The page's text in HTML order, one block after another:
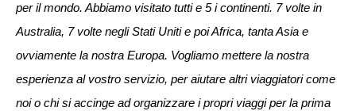
per il mondo. Abbiamo visitato tutti e 5 i continenti. 7 volte in
Australia, 7 volte negli Stati Uniti e poi Africa, tanta Asia e
ovviamente la nostra Europa. Vogliamo mettere la nostra
esperienza al vostro servizio, per aiutare altri viaggiatori come
noi o chi si accinge ad organizzare i propri viaggi per la prima